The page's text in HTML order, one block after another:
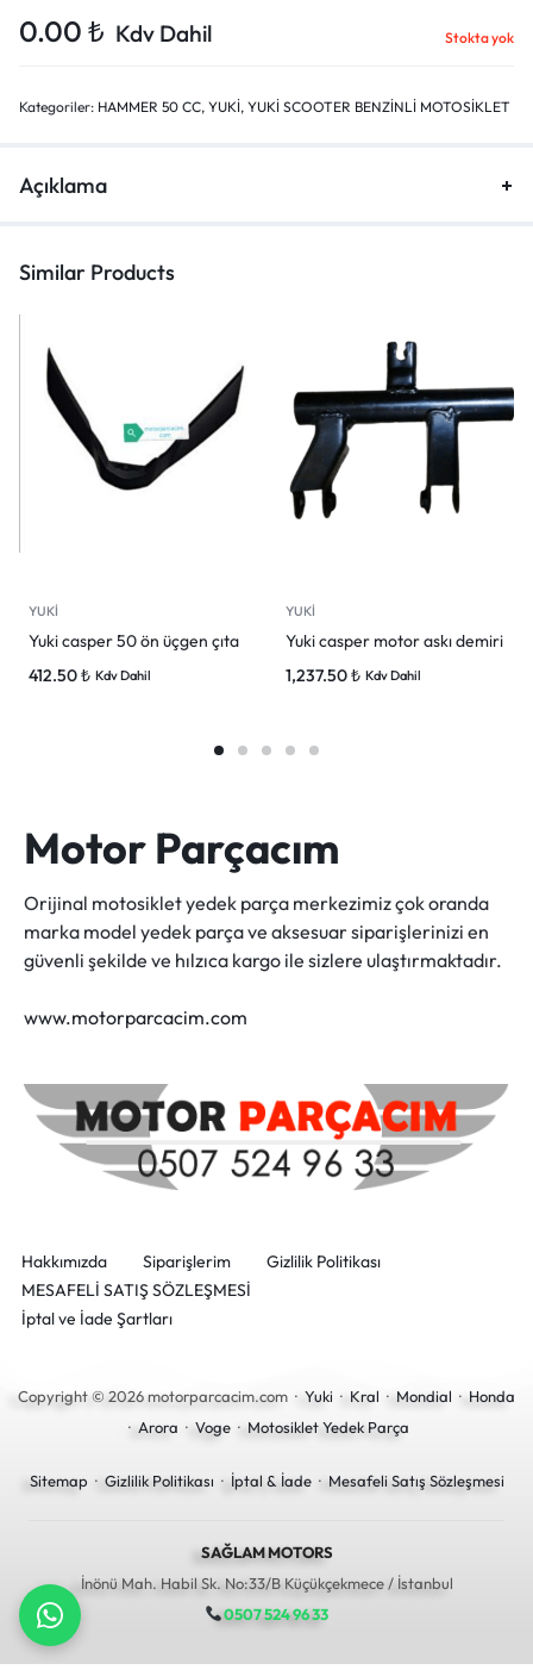
0.00 ₺ Kdv Dahil Stokta yok
Kategoriler: HAMMER 50 CC, YUKİ, YUKİ SCOOTER BENZİNLİ MOTOSİKLET
Açıklama
Similar Products
YUKİ
Yuki casper 50 ön üçgen çıta
412.50₺ Kdv Dahil
YUKİ
Yuki casper motor askı demiri
1,237.50₺ Kdv Dahil
Motor Parçacım
Orijinal motosiklet yedek parça merkezimiz çok oranda
marka model yedek parça ve aksesuar siparişlerinizi en
güvenli şekilde ve hılzıca kargo ile sizlere ulaştırmaktadır.
www.motorparcacim.com
Hakkımızda Siparişlerim
Gizlilik Politikası
MESAFELİ SATIŞ SÖZLEŞMESİ
İptal ve İade Şartları
Copyright © 2026 motorparcacim.com · Yuki · Kral · Mondial · Honda
· Arora · Voge· Motosiklet Yedek Parça
Sitemap · Gizlilik Politikası · İptal & İade· Mesafeli Satış Sözleşmesi
SAĞLAM MOTORS
İnönü Mah. Habil Sk. No:33/B Küçükçekmece / İstanbul
0507 524 96 33